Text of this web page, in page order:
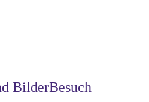
BilderBesuch